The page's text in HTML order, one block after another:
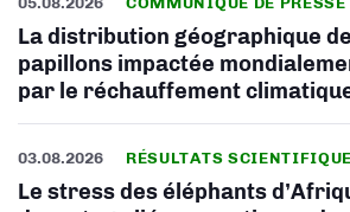
La distribution géographique
papillons impactée
par le réchauffement
03.08.2026 RÉSULTATS
Le stress des éléphants